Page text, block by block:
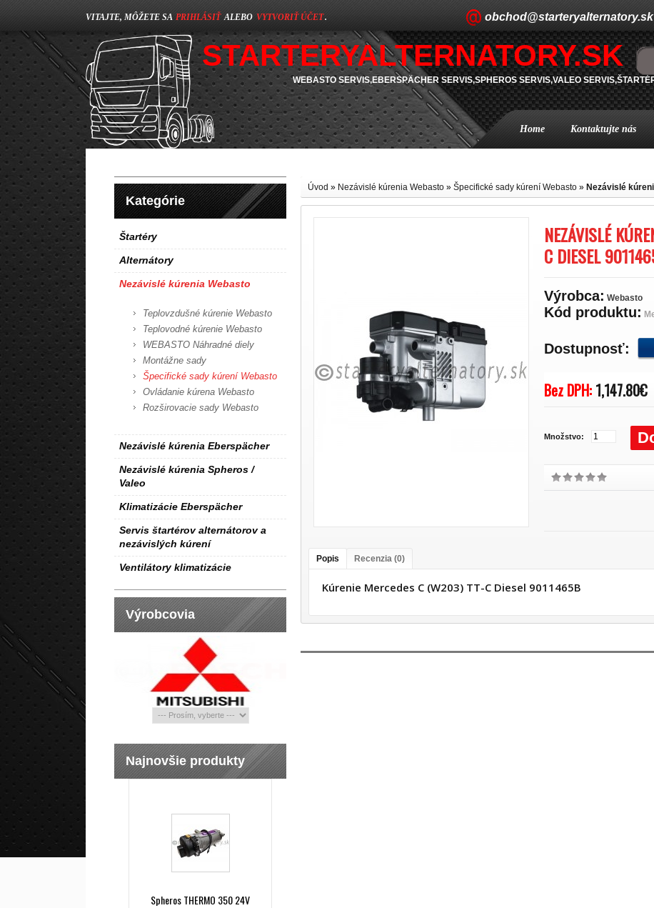
VITAJTE, MÔŽETE SA PRIHLÁSIŤ ALEBO VYTVORIŤ ÚČET. obchod@starteryalternatory.sk
STARTERYALTERNATORY.SK
WEBASTO SERVIS,EBERSPÄCHER SERVIS,SPHEROS SERVIS,VALEO
Home Kontaktujte nás
Kategórie
Štartéry
Alternátory
Nezávislé kúrenia Webasto
Teplovzdušné kúrenie Webasto
Teplovodné kúrenie Webasto
WEBASTO Náhradné diely
Montážne sady
Špecifické sady kúrení Webasto
Ovládanie kúrena Webasto
Rozširovacie sady Webasto
Nezávislé kúrenia Eberspächer
Nezávislé kúrenia Spheros /
Valeo
Klimatizácie Eberspächer
Servis štartérov alternátorov a
nezávislých kúrení
Ventilátory klimatizácie
Výrobcovia
Najnovšie produkty
Spheros THERMO 350 24V
Úvod » Nezávislé kúrenia Webasto » Špecifické sady kúrení Webasto » Nezávislé
NEZÁVISLÉ
C DIESEL
Výrobca: Webasto
Kód produktu:
Dostupnosť:
Bez DPH: 1,147.80€
Množstvo:
Popis Recenzia (0)
Kúrenie Mercedes C (W203) TT-C Diesel 9011465B